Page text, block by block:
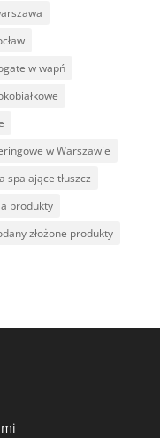
w wapń
w Warszawie
spalające tłuszcz
produkty
złożone produkty